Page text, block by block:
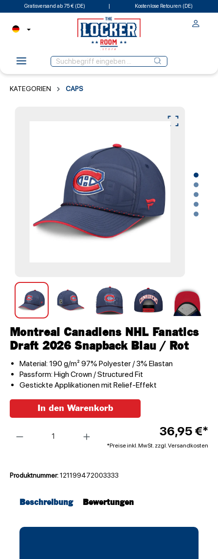
Gratisversand ab 75 € (DE) Kostenlose Retouren (DE)
KATEGORIEN CAPS
Montreal Canadiens NHL Fanatics
Draft 2026 Snapback Blau / Rot
Material: 190 g/m² 97% Polyester / 3% Elastan
Passform: High Crown / Structured Fit
Gestickte Applikationen mit Relief-Effekt
36,95 €*
*Preise inkl. MwSt. zzgl. Versandkosten
In den Warenkorb
Produktnummer:121199472003333
Beschreibung Bewertungen